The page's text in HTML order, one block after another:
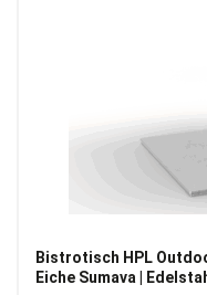
Bistrotisch HPL
Eiche Sumava |